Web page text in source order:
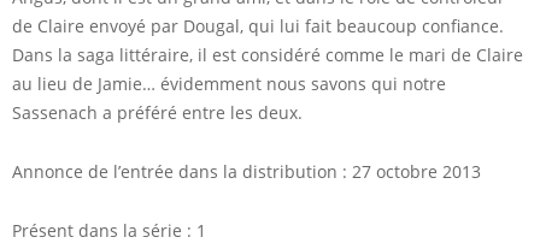
de Claire envoyé par Dougal, qui lui fait beaucoup confiance.
Dans la saga littéraire, il est considéré comme le mari de Claire
au lieu de Jamie… évidemment nous savons qui notre
Sassenach a préféré entre les deux.
Annonce de l’entrée dans la distribution : 27 octobre 2013
Présent dans la série : 1